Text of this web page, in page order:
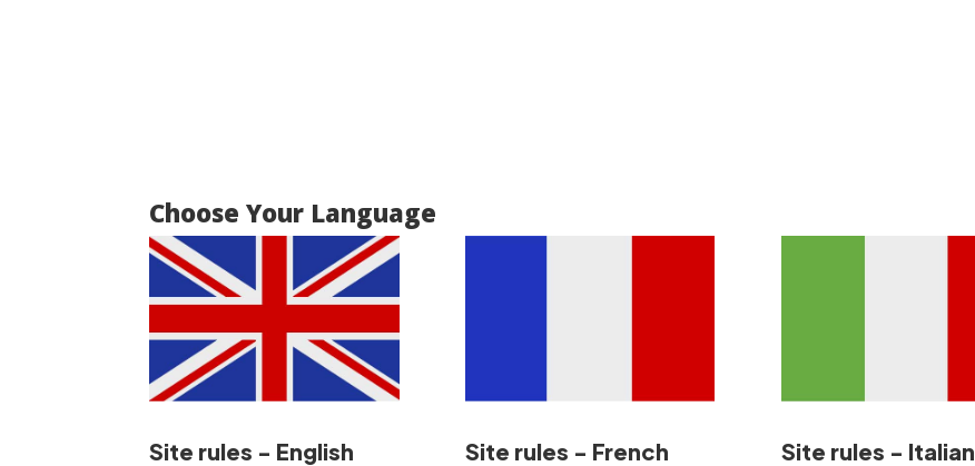
Choose Your Language
Site rules - English Site rules - French Site rules - Italian